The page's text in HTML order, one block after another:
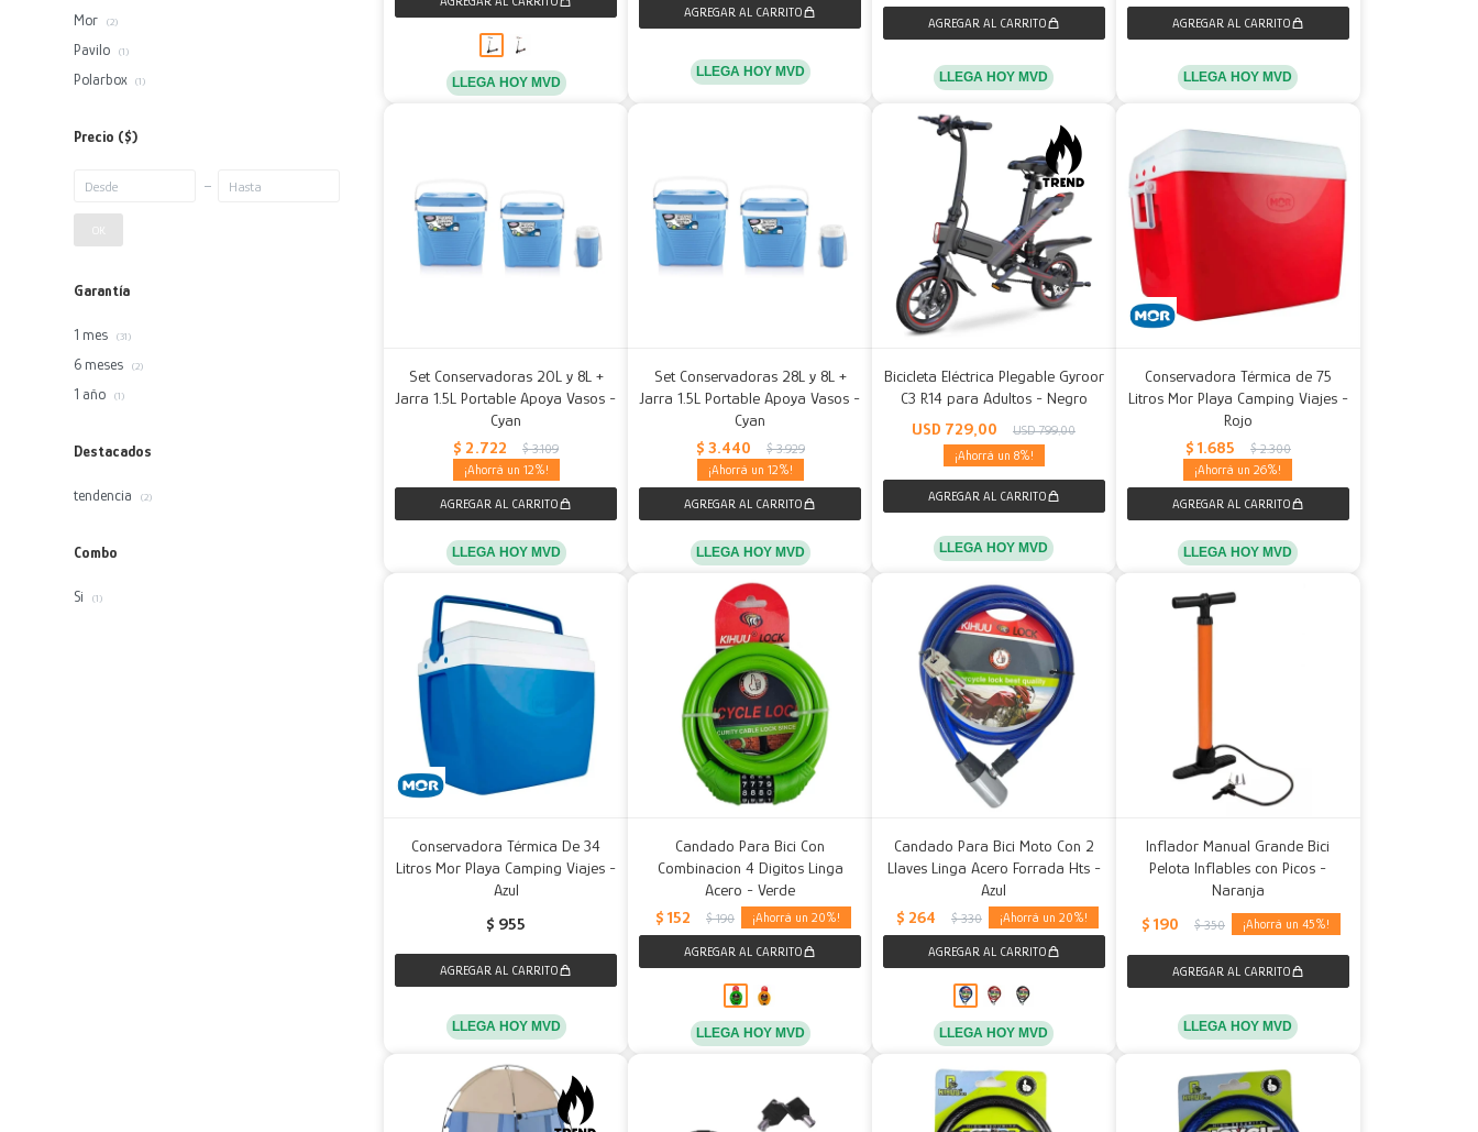
LLEGA HOY MVD
LLEGA HOY MVD LLEGA HOY MVD LLEGA HOY MVD
Set Conservadoras 20L y 8L +
Jarra 1.5L Portable Apoya Vasos -
Cyan
$ 2.722 $ 3.109
12
LLEGA HOY MVD
Set Conservadoras 28L y 8L +
Jarra 1.5L Portable Apoya Vasos -
Cyan
$ 3.440 $ 3.929
12
LLEGA HOY MVD
Bicicleta Eléctrica Plegable Gyroor
C3 R14 para Adultos - Negro
USD 729,00 USD 799,00
8
LLEGA HOY MVD
Conservadora Térmica de 75
Litros Mor Playa Camping Viajes -
Rojo
$ 1.685 $ 2.300
26
LLEGA HOY MVD
Conservadora Térmica De 34
Litros Mor Playa Camping Viajes -
Azul
$ 955
LLEGA HOY MVD
Candado Para Bici Con
Combinacion 4 Digitos Linga
Acero - Verde
$ 152 $ 190 20
LLEGA HOY MVD
Candado Para Bici Moto Con 2
Llaves Linga Acero Forrada Hts -
Azul
$ 264 $ 330 20
LLEGA HOY MVD
Inflador Manual Grande Bici
Pelota Inflables con Picos -
Naranja
$ 190 $ 350 45
LLEGA HOY MVD
Mor (2)
Pavilo (1)
Polarbox (1)
Precio ($)
Garantía
1 mes (31)
6 meses (2)
1 año (1)
Destacados
tendencia (2)
Combo
Si (1)